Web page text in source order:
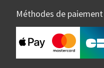
Méthodes de paiement